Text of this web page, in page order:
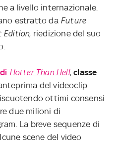
a livello internazionale.
estratto da Future
Edition, riedizione del suo
Hotter Than Hell,classe
del videoclip
ottimi consensi
due milioni di
La breve sequenze di
scene del video